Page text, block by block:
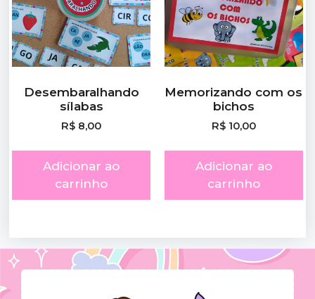
Desembaralhando
sílabas
R$ 8,00
Adicionar ao
carrinho
Memorizando com os
bichos
R$10,00
Adicionar ao
carrinho